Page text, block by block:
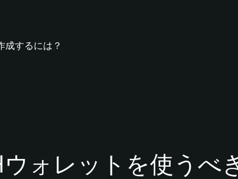
するには？
ォレットを使うべ